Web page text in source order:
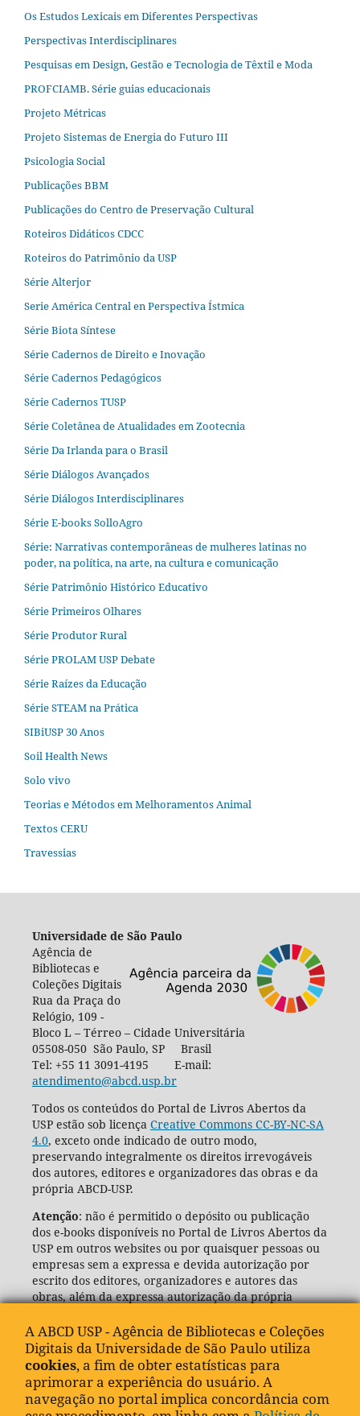
Os Estudos Lexicais em Diferentes Perspectivas
Perspectivas Interdisciplinares
Pesquisas em Design, Gestão e Tecnologia de Têxtil e Moda
PROFCIAMB. Série guias educacionais
Projeto Métricas
Projeto Sistemas de Energia do Futuro III
Psicologia Social
Publicações BBM
Publicações do Centro de Preservação Cultural
Roteiros Didáticos CDCC
Roteiros do Patrimônio da USP
Série Alterjor
Serie América Central en Perspectiva Ístmica
Série Biota Síntese
Série Cadernos de Direito e Inovação
Série Cadernos Pedagógicos
Série Cadernos TUSP
Série Coletânea de Atualidades em Zootecnia
Série Da Irlanda para o Brasil
Série Diálogos Avançados
Série Diálogos Interdisciplinares
Série E-books SolloAgro
Série: Narrativas contemporâneas de mulheres latinas no
poder, na política, na arte, na cultura e comunicação
Série Patrimônio Histórico Educativo
Série Primeiros Olhares
Série Produtor Rural
Série PROLAM USP Debate
Série Raízes da Educação
Série STEAM na Prática
SIBiUSP 30 Anos
Soil Health News
Solo vivo
Teorias e Métodos em Melhoramentos Animal
Textos CERU
Travessias
Universidade de São Paulo
Agência de
Bibliotecas e
Coleções Digitais
Rua da Praça do
Relógio, 109 -
Bloco L – Térreo – Cidade Universitária
05508-050 São Paulo, SP Brasil
Tel: +55 11 3091-4195 E-mail:
atendimento@abcd.usp.br
Todos os conteúdos do Portal de Livros Abertos da
USP estão sob licença Creative Commons CC-BY-NC-SA
4.0, exceto onde indicado de outro modo,
preservando integralmente os direitos irrevogáveis
dos autores, editores e organizadores das obras e da
própria ABCD-USP.
Atenção: não é permitido o depósito ou publicação
dos e-books disponíveis no Portal de Livros Abertos da
USP em outros websites ou por quaisquer pessoas ou
empresas sem a expressa e devida autorização por
escrito dos editores, organizadores e autores das
obras, além da expressa autorização da própria
(ABCD-USP).
A ABCD USP - Agência de Bibliotecas e Coleções
Digitais da Universidade de São Paulo utiliza
cookies, a fim de obter estatísticas para
aprimorar a experiência do usuário. A
navegação no portal implica concordância com